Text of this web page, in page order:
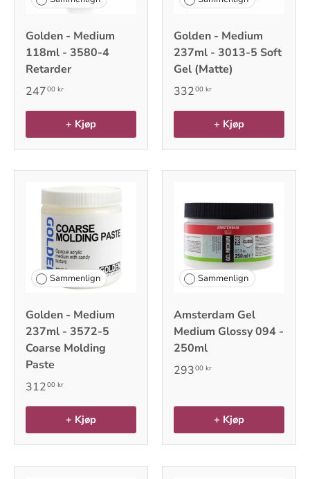
Golden - Medium
118ml - 3580-4
Retarder
24700 kr
+ Kjøp
Golden - Medium
237ml - 3013-5 Soft
Gel (Matte)
33200 kr
+ Kjøp
Sammenlign
Golden - Medium
237ml - 3572-5
Coarse Molding
Paste
31200 kr
+ Kjøp
Sammenlign
Amsterdam Gel
Medium Glossy 094 -
250ml
29300 kr
+ Kjøp